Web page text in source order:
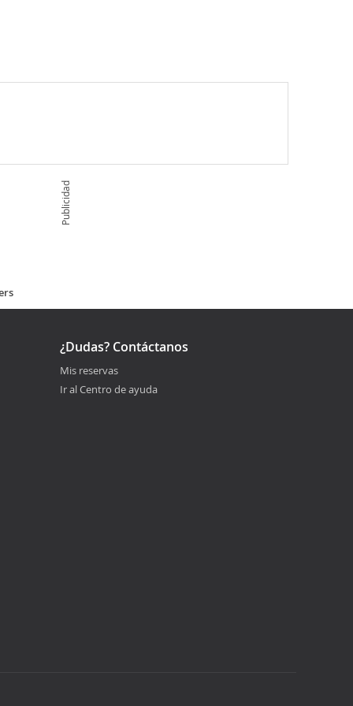
Publicidad
¿Dudas? Contáctanos
Mis reservas
Ir al Centro de ayuda